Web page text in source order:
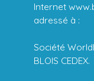
Internet
adressé à :
Société
BLOIS CEDEX.